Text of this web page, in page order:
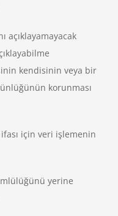
açıklayamayacak
kendisinin veya bir
korunması
için veri işlemenin
yerine